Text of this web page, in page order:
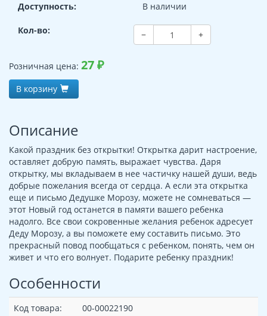
Доступность:
В наличии
Кол-во: − +
Розничная цена: 27₽
В корзину
Описание
Какой праздник без открытки! Открытка дарит настроение,
оставляет добрую память, выражает чувства. Даря
открытку, мы вкладываем в нее частичку нашей души, ведь
добрые пожелания всегда от сердца. А если эта открытка
еще и письмо Дедушке Морозу, можете не сомневаться —
этот Новый год останется в памяти вашего ребенка
надолго. Все свои сокровенные желания ребенок адресует
Деду Морозу, а вы поможете ему составить письмо. Это
прекрасный повод пообщаться с ребенком, понять, чем он
живет и что его волнует. Подарите ребенку праздник!
Особенности
Код товара:
00-00022190